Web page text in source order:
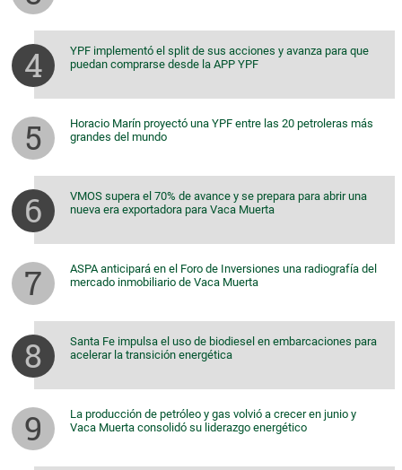
YPF implementó el split de sus acciones y avanza para que
puedan comprarse desde la APP YPF
Horacio Marín proyectó una YPF entre las 20 petroleras más
grandes del mundo
VMOS supera el 70% de avance y se prepara para abrir una
nueva era exportadora para Vaca Muerta
ASPA anticipará en el Foro de Inversiones una radiografía del
mercado inmobiliario de Vaca Muerta
Santa Fe impulsa el uso de biodiesel en embarcaciones para
acelerar la transición energética
La producción de petróleo y gas volvió a crecer en junio y
Vaca Muerta consolidó su liderazgo energético